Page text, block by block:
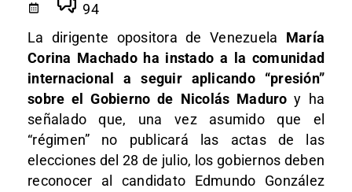
94
La dirigente opositora de Venezuela María
Corina Machado ha instado a la comunidad
internacional a seguir aplicando “presión”
sobre el Gobierno de Nicolás Maduro y ha
señalado que, una vez asumido que el
“régimen” no publicará las actas de las
elecciones del 28 de julio, los gobiernos deben
reconocer al candidato Edmundo González